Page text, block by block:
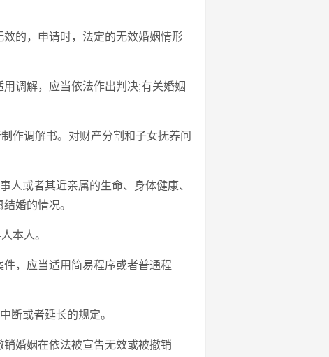
的，申请时，法定的无效婚姻情形
调解，应当依法作出判决;有关婚姻
作调解书。对财产分割和子女抚养问
人或者其近亲属的生命、身体健康、
婚的情况。
本人。
，应当适用简易程序或者普通程
断或者延长的规定。
婚姻在依法被宣告无效或被撤销